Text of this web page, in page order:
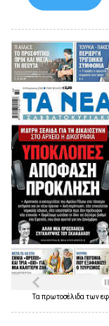
Τα πρωτοσέλιδα των